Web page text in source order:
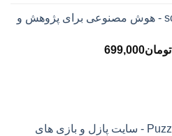
تومان299,000
تومان499,000
اکانت پرمیوم scite - هوش مصنوعی برای پژوهش و
تومان699,000محدوده
اکانت پرمیوم Puzzmo - سایت پازل و بازی های